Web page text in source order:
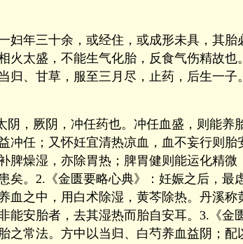
妇年三十余，或经住，或成形未具，其胎
火太盛，不能生气化胎，反食气伤精故也
归、甘草，服至三月尽，止药，后生一子。
阴，厥阴，冲任药也。冲任血盛，则能养
冲任；又怀妊宜清热凉血，血不妄行则胎
脾燥湿，亦除胃热；脾胃健则能运化精微
矣。2.《金匮要略心典》：妊娠之后，最
血之中，用白术除湿，黄芩除热。丹溪称
能安胎者，去其湿热而胎自安耳。3.《金
之常法。方中以当归、白芍养血益阴；配